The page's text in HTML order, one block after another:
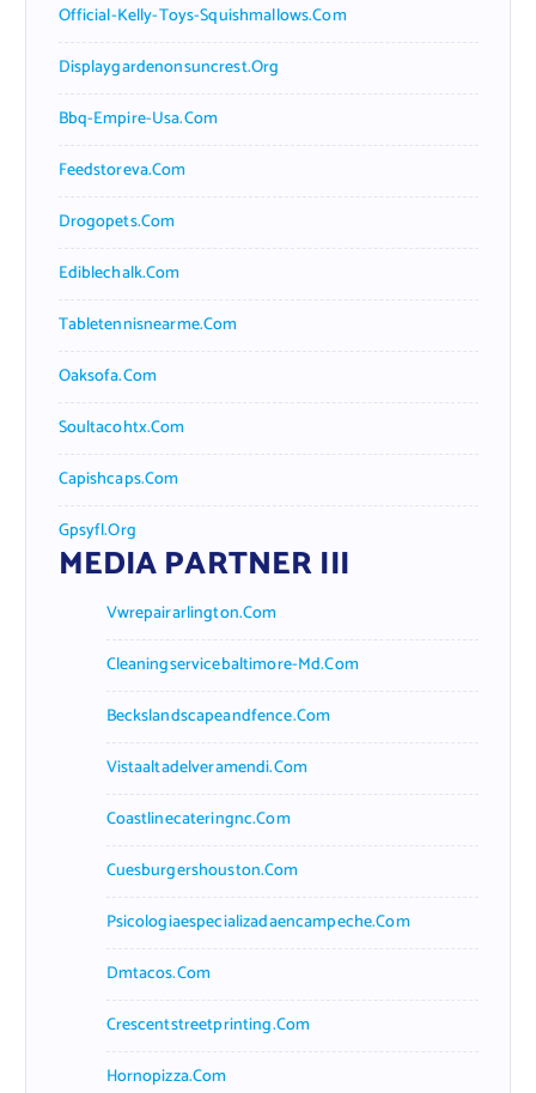
Official-Kelly-Toys-Squishmallows.com
Displaygardenonsuncrest.org
Bbq-Empire-Usa.com
Feedstoreva.com
Drogopets.com
Ediblechalk.com
Tabletennisnearme.com
Oaksofa.com
Soultacohtx.com
Capishcaps.com
Gpsyfl.org
MEDIA PARTNER III
Vwrepairarlington.com
Cleaningservicebaltimore-Md.com
Beckslandscapeandfence.com
Vistaaltadelveramendi.com
Coastlinecateringnc.com
Cuesburgershouston.com
Psicologiaespecializadaencampeche.com
Dmtacos.com
Crescentstreetprinting.com
Hornopizza.com